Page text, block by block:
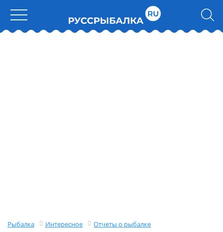
Рыбалка Интересное Отчеты о рыбалке